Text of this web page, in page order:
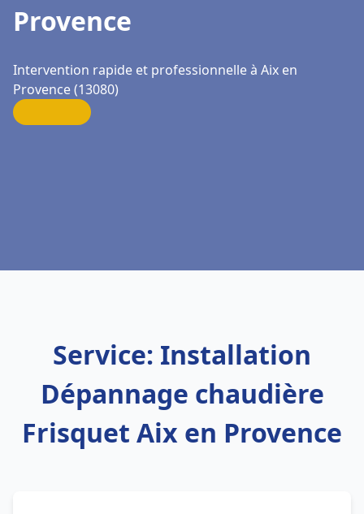
Provence
Intervention rapide et professionnelle à Aix en
Provence (13080)
Service: Installation
Dépannage chaudière
Frisquet Aix en Provence